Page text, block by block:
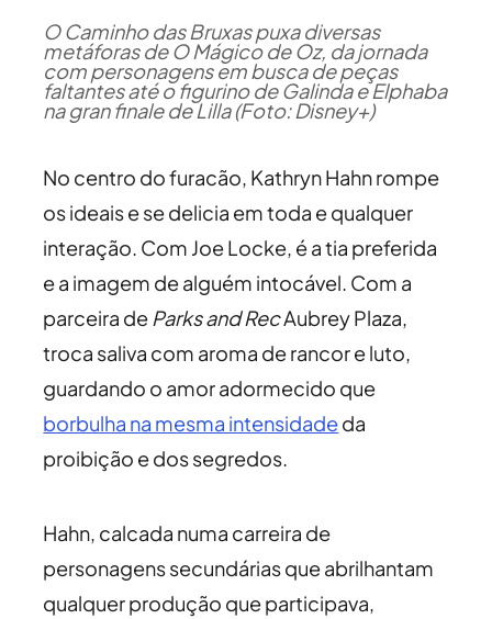
O Caminho das Bruxas puxa diversas
metáforas de O Mágico de Oz, da jornada
com personagens em busca de peças
faltantes até o figurino de Galinda e Elphaba
na gran finale de Lilla (Foto: Disney+)
No centro do furacão, Kathryn Hahn rompe
os ideais e se delicia em toda e qualquer
interação. Com Joe Locke, é a tia preferida
e a imagem de alguém intocável. Com a
parceira de Parks and RecAubrey Plaza,
troca saliva com aroma de rancor e luto,
guardando o amor adormecido que
borbulha na mesma intensidadeda
proibição e dos segredos.
Hahn, calcada numa carreira de
personagens secundárias que abrilhantam
qualquer produção que participava,